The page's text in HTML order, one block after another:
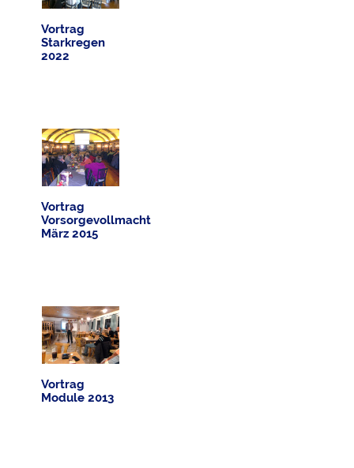
Vortrag
Starkregen
2022
Vortrag
Vorsorgevollmacht
März 2015
Vortrag
Module 2013